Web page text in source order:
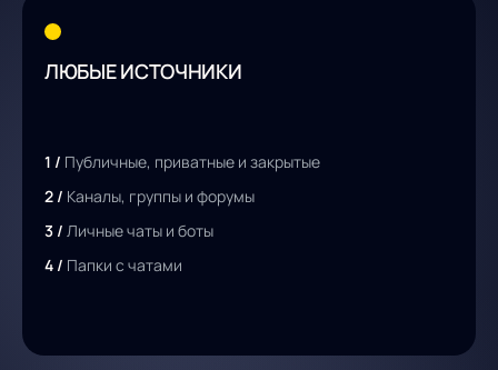
ЛЮБЫЕ ИСТОЧНИКИ
1 / Публичные, приватные и закрытые
2 / Каналы, группы и форумы
3 / Личные чаты и боты
4 / Папки с чатами